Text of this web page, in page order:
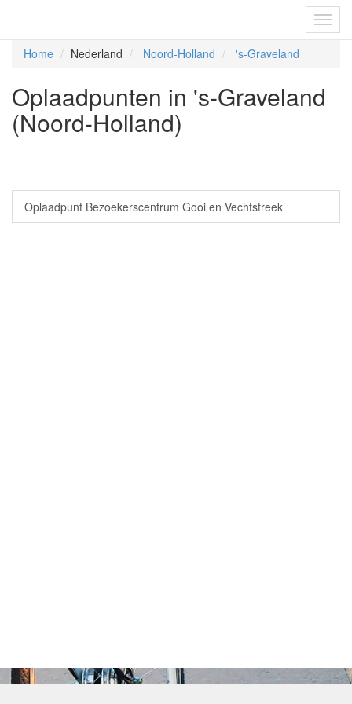
Home Nederland Noord-Holland 's-Graveland
Oplaadpunten in 's-Graveland
(Noord-Holland)
Oplaadpunt Bezoekerscentrum Gooi en Vechtstreek